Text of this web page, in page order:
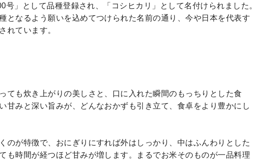
号」として品種登録され、「コシヒカリ」として名付けられました。
となるよう願いを込めてつけられた名前の通り、今や日本を代表す
れています。
ても炊き上がりの美しさと、口に入れた瞬間のもっちりとした食
甘みと深い旨みが、どんなおかずも引き立て、食卓をより豊かにし
のが特徴で、おにぎりにすれば外はしっかり、中はふんわりとした
も時間が経つほど甘みが増します。まるでお米そのものが一品料理